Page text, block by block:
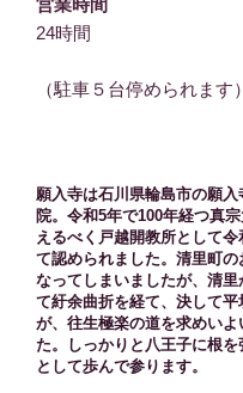
営業時間
24時間
（駐車５台停められます）
願入寺は石川県輪島市の願
院。令和5年で100年経つ真
えるべく戸越開教所として
て認められました。清里町
なってしまいましたが、清
て紆余曲折を経て、決して
が、往生極楽の道を求めい
た。しっかりと八王子に根
として歩んで参ります。